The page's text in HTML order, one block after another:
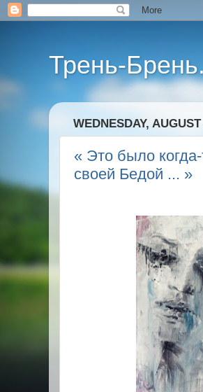
Трень-
WEDNESDAY,
« Это было
своей Бедой ... »